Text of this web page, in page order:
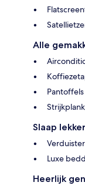
Alle
Pantoffels
Slaap lekker
Luxe
Heerlijk